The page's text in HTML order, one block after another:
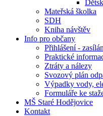
Mateřská školka
SDH
Kniha návštěv
Info pro občany
Přihlášení -
Praktické
Ztráty a nálezy
Svozový plán
Výpadky vody,
Formuláře ke
MŠ Staré Hodějovice
Kontakt